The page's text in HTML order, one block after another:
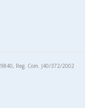
Reg. Com. J40/372/2002​